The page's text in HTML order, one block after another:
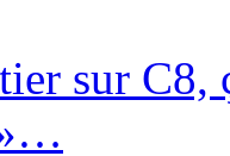
sur C8,